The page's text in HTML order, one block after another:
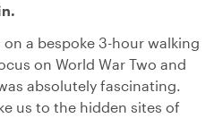
a bespoke 3-hour walking
on World War Two and
absolutely fascinating.
us to the hidden sites of